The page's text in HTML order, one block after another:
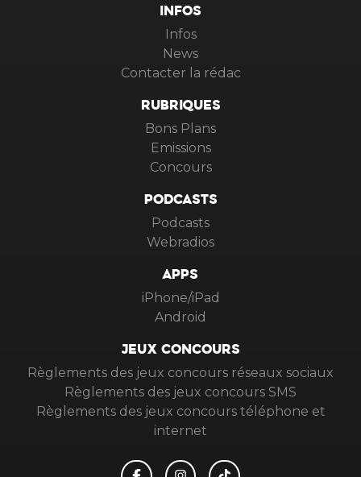
INFOS
Infos
News
Contacter la rédac
RUBRIQUES
Bons Plans
Emissions
Concours
PODCASTS
Podcasts
Webradios
APPS
iPhone/iPad
Android
JEUX CONCOURS
Règlements des jeux concours réseaux sociaux
Règlements des jeux concours SMS
Règlements des jeux concours téléphone et
internet